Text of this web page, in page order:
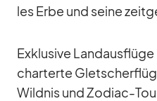
les Erbe und seine
Ex­klu­sive
char­terte
Wild­nis und Zo­diac-